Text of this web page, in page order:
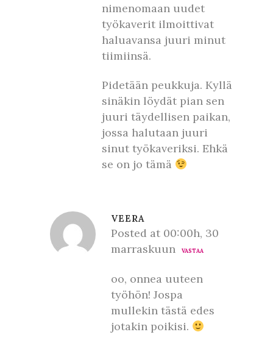
nimenomaan uudet
työkaverit ilmoittivat
haluavansa juuri minut
tiimiinsä.
Pidetään peukkuja. Kyllä
sinäkin löydät pian sen
juuri täydellisen paikan,
jossa halutaan juuri
sinut työkaveriksi. Ehkä
se on jo tämä
VEERA
Posted at 00:00h, 30
marraskuun
VASTAA
oo, onnea uuteen
työhön! Jospa
mullekin tästä edes
jotakin poikisi.